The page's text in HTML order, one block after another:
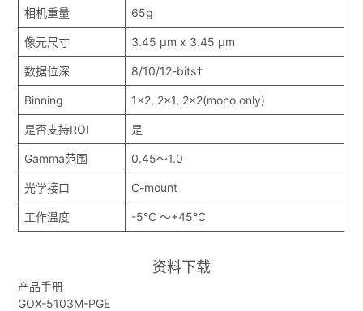
相机重量 65g
像元尺寸 3.45 μm x 3.45 μm
数据位深 8/10/12-bits†
Binning 1x2, 2x1, 2x2(mono only)
是否支持ROI 是
Gamma范围 0.45～1.0
光学接口 C-mount
工作温度 -5°C ～+45°C
资料下载
产品手册
GOX-5103M-PGE